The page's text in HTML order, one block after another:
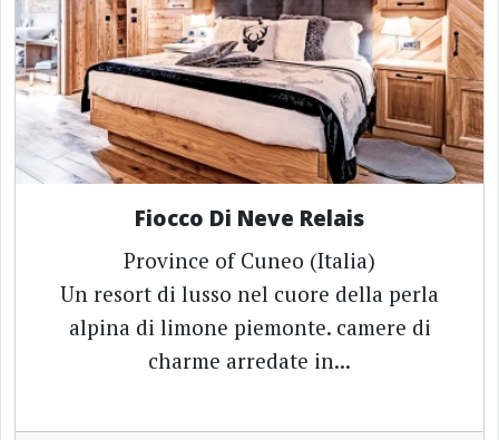
Fiocco Di Neve Relais
Province of Cuneo (Italia)
Un resort di lusso nel cuore della perla
alpina di limone piemonte. camere di
charme arredate in...